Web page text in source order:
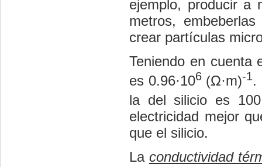
ejemplo, producir a
metros,
crear partículas
Teniendo en
es 0.96·106(Ω·m)-1.
la del silicio es
electricidad mejor
que el silicio.
La conductividad